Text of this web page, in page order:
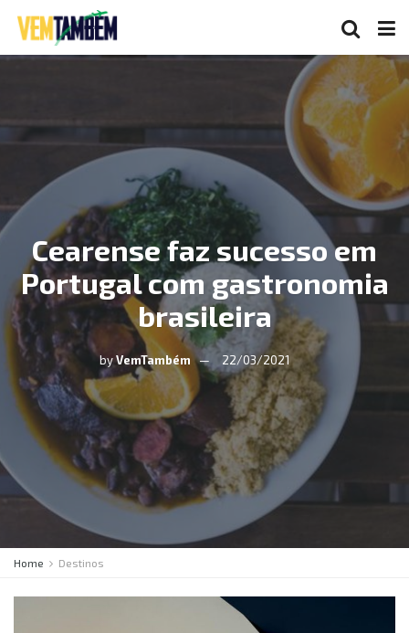
Cearense faz sucesso em
Portugal com gastronomia
brasileira
byVemTambém 22/03/2021
Home Destinos